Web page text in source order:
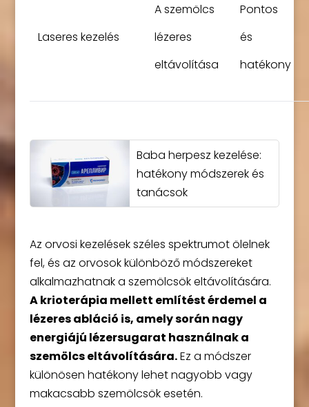
Laseres kezelés
A szemölcs
lézeres
eltávolítása
Pontos
és
hatékony
Baba herpesz kezelése:
hatékony módszerek és
tanácsok
Az orvosi kezelések széles spektrumot ölelnek
fel, és az orvosok különböző módszereket
alkalmazhatnak a szemölcsök eltávolítására.
A krioterápia mellett említést érdemel a
lézeres abláció is, amely során nagy
energiájú lézersugarat használnak a
szemölcs eltávolítására.Ez a módszer
különösen hatékony lehet nagyobb vagy
makacsabb szemölcsök esetén.